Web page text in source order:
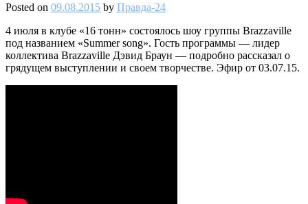
Posted on 09.08.2015 by Правда-24
4 июля в клубе «16 тонн» состоялось шоу группы Brazzaville
под названием «Summer song». Гость программы — лидер
коллектива Brazzaville Дэвид Браун — подробно рассказал о
грядущем выступлении и своем творчестве. Эфир от 03.07.15.